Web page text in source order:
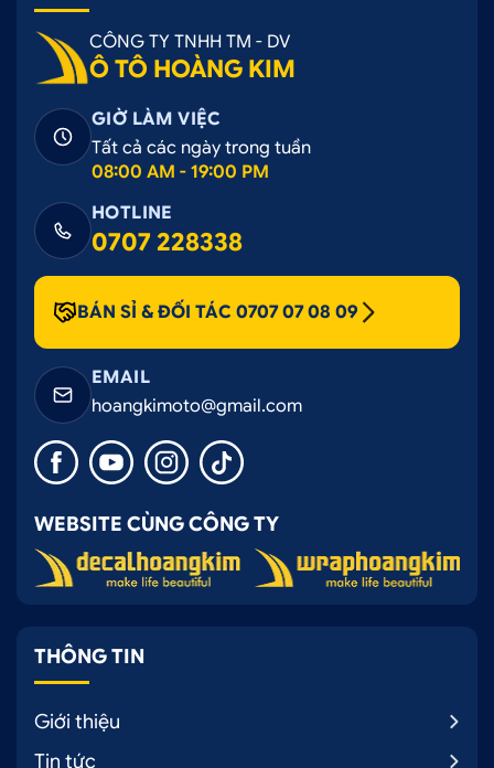
CÔNG TY TNHH TM - DV
Ô TÔ HOÀNG KIM
GIỜ LÀM VIỆC
Tất cả các ngày trong tuần
08:00 AM - 19:00 PM
HOTLINE
0707 228338
BÁN SỈ & ĐỐI TÁC 0707 07 08 09
EMAIL
hoangkimoto@gmail.com
WEBSITE CÙNG CÔNG TY
THÔNG TIN
Giới thiệu
Tin tức